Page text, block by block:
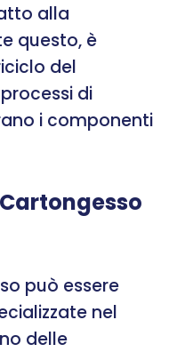
alla
questo, è
del
di
i componenti
può essere
nel
delle